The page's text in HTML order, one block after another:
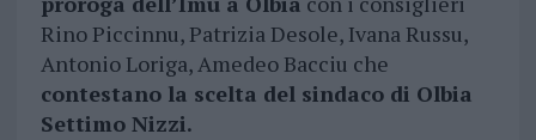
Rino Piccinnu, Patrizia Desole, Ivana Russu,
Antonio Loriga, Amedeo Bacciu che
contestano la scelta del sindaco di Olbia
Settimo Nizzi.